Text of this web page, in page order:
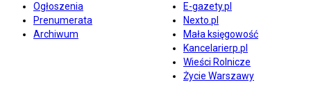
Ogłoszenia
Prenumerata
Archiwum
E-gazety.pl
Nexto.pl
Mała księgowość
Kancelarierp.pl
Wieści Rolnicze
Życie Warszawy